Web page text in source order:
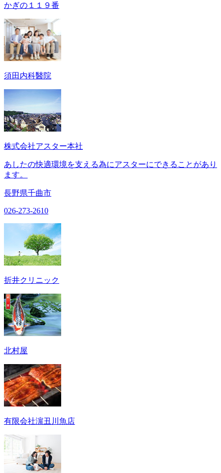
かぎの１１９番
須田内科醫院
株式会社アスター本社
あしたの快適環境を支える為にアスターにできることがあり
ます。
長野県千曲市
026-273-2610
折井クリニック
北村屋
有限会社濵丑川魚店